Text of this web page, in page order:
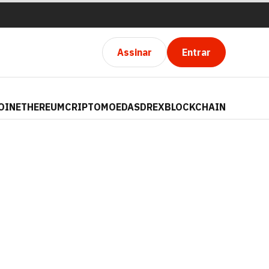
Assinar Entrar
ETHEREUMCRIPTOMOEDASDREXBLOCKCHAIN